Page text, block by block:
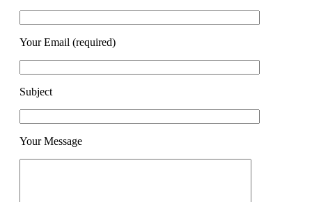
Your Email (required)
Subject
Your Message